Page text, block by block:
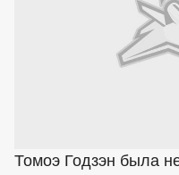
Томоэ Годзэн была